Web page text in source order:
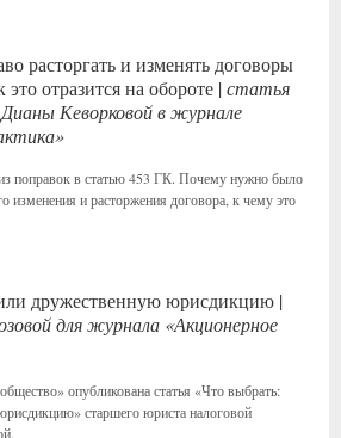
расторгать и изменять договоры
отразится на обороте |статья
Дианы Кеворковой в журнале
поправок в статью 453 ГК. Почему нужно было
изменения и расторжения договора, к чему это
дружественную юрисдикцию |
для журнала «Акционерное
опубликована статья «Что выбрать:
старшего юриста налоговой